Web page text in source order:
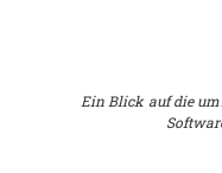
Ein Blick auf die